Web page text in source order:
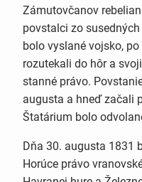
Zámutovčanov
povstalci zo
bolo vyslané vojsko,
rozutekali do hôr a
stanné právo.
augusta a hneď začali
Štatárium bolo
Dňa 30. augusta 1831
Horúce právo